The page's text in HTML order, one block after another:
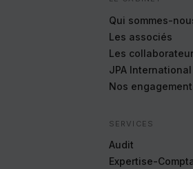
Qui sommes-
Les associés
Les
JPA International
Nos
SERVICES
Services
Audit
Expertise-
Cookies générés par Google